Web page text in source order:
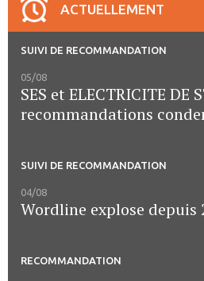
ACTUELLEMENT
SUIVI DE RECOMMANDATION
05/08
SES et ELECTRICITE DE
recommandations
SUIVI DE RECOMMANDATION
04/08
Wordline explose depuis
RECOMMANDATION